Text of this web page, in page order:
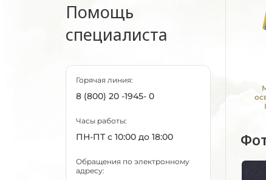
Помощь
специалиста
Горячая линия:
8 (800) 20 -1945- 0
Часы работы:
ПН-ПТ с 10:00 до 18:00
Обращения по электронному
адресу: